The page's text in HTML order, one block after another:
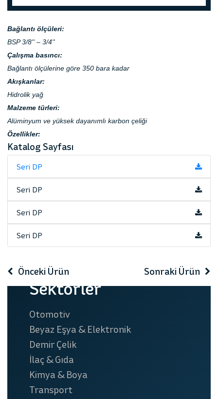
Bağlantı ölçüleri:
BSP 3/8'' – 3/4''
Çalışma basıncı:
Bağlantı ölçülerine göre 350 bara kadar
Akışkanlar:
Hidrolik yağ
Malzeme türleri:
Alüminyum ve yüksek dayanımlı karbon çeliği
Özellikler:
Katalog Sayfası
Seri DP
Seri DP
Seri DP
Seri DP
A Serisi
Önceki Ürün
GR Serisi
Sonraki Ürün
Sektörler
Otomotiv
Beyaz Eşya & Elektronik
Demir Çelik
İlaç & Gıda
Kimya & Boya
Transport